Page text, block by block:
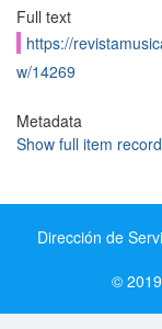
Full text
https://
w/14269
Metadata
Show full item record
Dirección de
©